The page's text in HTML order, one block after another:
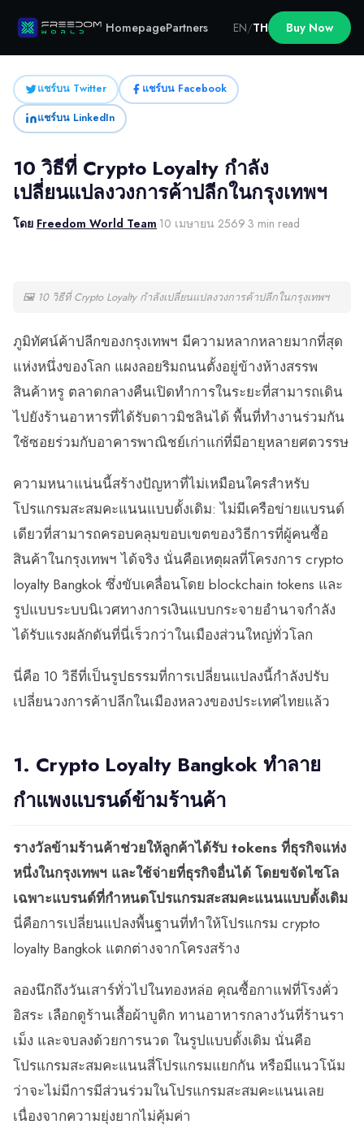
HomepagePartners EN/TH Buy Now
แชร์บน Twitter
แชร์บน Facebook
แชร์บน LinkedIn
10 วิธีที่ Crypto Loyalty กำลัง
เปลี่ยนแปลงวงการค้าปลีกในกรุงเทพฯ
โดย Freedom World Team·10 เมษายน 2569·3 min read
🖼 10 วิธีที่ Crypto Loyalty กำลังเปลี่ยนแปลงวงการค้าปลีกในกรุงเทพฯ
ภูมิทัศน์ค้าปลีกของกรุงเทพฯ มีความหลากหลายมากที่สุด
แห่งหนึ่งของโลก แผงลอยริมถนนตั้งอยู่ข้างห้างสรรพ
สินค้าหรู ตลาดกลางคืนเปิดทำการในระยะที่สามารถเดิน
ไปยังร้านอาหารที่ได้รับดาวมิชลินได้ พื้นที่ทำงานร่วมกัน
ใช้ซอยร่วมกับอาคารพาณิชย์เก่าแก่ที่มีอายุหลายศตวรรษ
ความหนาแน่นนี้สร้างปัญหาที่ไม่เหมือนใครสำหรับ
โปรแกรมสะสมคะแนนแบบดั้งเดิม: ไม่มีเครือข่ายแบรนด์
เดียวที่สามารถครอบคลุมขอบเขตของวิธีการที่ผู้คนซื้อ
สินค้าในกรุงเทพฯ ได้จริง นั่นคือเหตุผลที่โครงการ crypto
loyalty Bangkok ซึ่งขับเคลื่อนโดย blockchain tokens และ
รูปแบบระบบนิเวศทางการเงินแบบกระจายอำนาจกำลัง
ได้รับแรงผลักดันที่นี่เร็วกว่าในเมืองส่วนใหญ่ทั่วโลก
นี่คือ 10 วิธีที่เป็นรูปธรรมที่การเปลี่ยนแปลงนี้กำลังปรับ
เปลี่ยนวงการค้าปลีกในเมืองหลวงของประเทศไทยแล้ว
1. Crypto Loyalty Bangkok ทำลาย
กำแพงแบรนด์ข้ามร้านค้า
รางวัลข้ามร้านค้าช่วยให้ลูกค้าได้รับ tokens ที่ธุรกิจแห่ง
หนึ่งในกรุงเทพฯ และใช้จ่ายที่ธุรกิจอื่นได้ โดยขจัดไซโล
เฉพาะแบรนด์ที่กำหนดโปรแกรมสะสมคะแนนแบบดั้งเดิม
นี่คือการเปลี่ยนแปลงพื้นฐานที่ทำให้โปรแกรม crypto
loyalty Bangkok แตกต่างจากโครงสร้าง
ลองนึกถึงวันเสาร์ทั่วไปในทองหล่อ คุณซื้อกาแฟที่โรงคั่ว
อิสระ เลือกดูร้านเสื้อผ้าบูติก ทานอาหารกลางวันที่ร้านรา
เม็ง และจบลงด้วยการนวด ในรูปแบบดั้งเดิม นั่นคือ
โปรแกรมสะสมคะแนนสี่โปรแกรมแยกกัน หรือมีแนวโน้ม
ว่าจะไม่มีการมีส่วนร่วมในโปรแกรมสะสมคะแนนเลย
เนื่องจากความยุ่งยากไม่คุ้มค่า